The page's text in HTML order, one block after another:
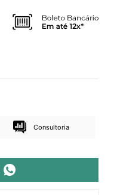
Consultoria